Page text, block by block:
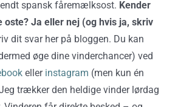
spansk fåremælksost. Kender
oste? Ja eller nej (og hvis ja, skriv
dit svar her på bloggen. Du kan
øge dine vinderchancer) ved
eller instagram (men kun én
trækker den heldige vinder lørdag